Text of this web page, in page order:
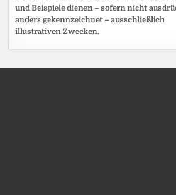
und Beispiele dienen – sofern nicht
anders gekennzeichnet – ausschließlich
illustrativen Zwecken.